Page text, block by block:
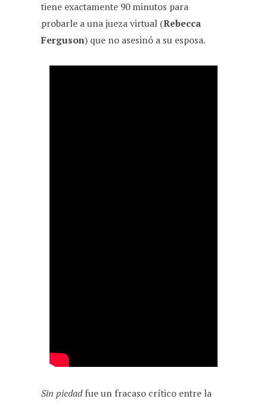
tiene exactamente 90 minutos para
probarle a una jueza virtual (Rebecca
Ferguson) que no asesinó a su esposa.
Sin piedadfue un fracaso crítico entre la